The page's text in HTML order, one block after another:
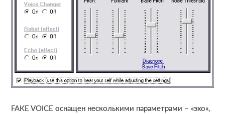
FAKE VOICE оснащен несколькими параметрами – «эхо»,